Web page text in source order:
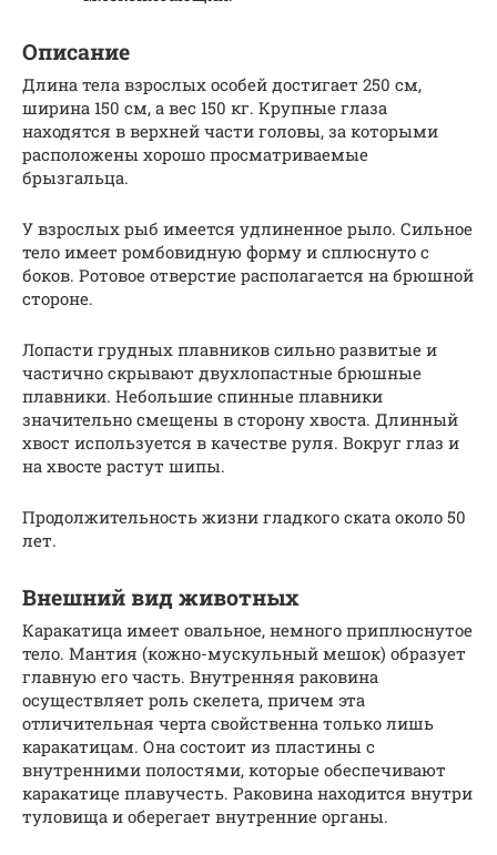
Описание
Длина тела взрослых особей достигает 250 см,
ширина 150 см, а вес 150 кг. Крупные глаза
находятся в верхней части головы, за которыми
расположены хорошо просматриваемые
брызгальца.
У взрослых рыб имеется удлиненное рыло. Сильное
тело имеет ромбовидную форму и сплюснуто с
боков. Ротовое отверстие располагается на брюшной
стороне.
Лопасти грудных плавников сильно развитые и
частично скрывают двухлопастные брюшные
плавники. Небольшие спинные плавники
значительно смещены в сторону хвоста. Длинный
хвост используется в качестве руля. Вокруг глаз и
на хвосте растут шипы.
Продолжительность жизни гладкого ската около 50
лет.
Внешний вид животных
Каракатица имеет овальное, немного приплюснутое
тело. Мантия (кожно-мускульный мешок) образует
главную его часть. Внутренняя раковина
осуществляет роль скелета, причем эта
отличительная черта свойственна только лишь
каракатицам. Она состоит из пластины с
внутренними полостями, которые обеспечивают
каракатице плавучесть. Раковина находится внутри
туловища и оберегает внутренние органы.